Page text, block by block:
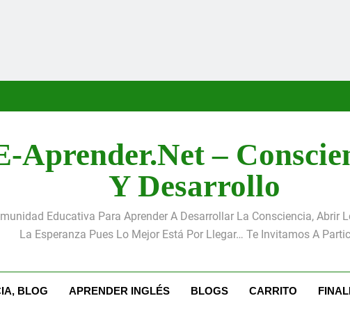
Aprender.net –
Y Desarrollo
Educativa Para Aprender A Desarrollar La Consciencia, Abrir
La Esperanza Pues Lo Mejor Está Por Llegar… Te Invitamos A
BLOG APRENDER INGLÉS BLOGS CARRITO